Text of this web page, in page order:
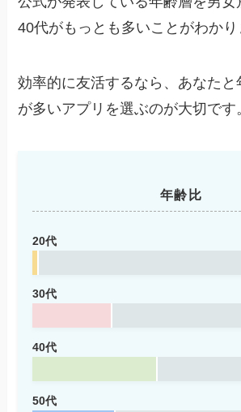
40代がもっとも多いことがわかり
効率的に友活するなら、あなたと
が多いアプリを選ぶのが大切です
年齢比
20代
30代
40代
50代